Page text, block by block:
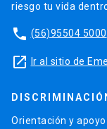
riesgo tu vida
phone (56)95504 5000
launch Ir al sitio de
Orientación y